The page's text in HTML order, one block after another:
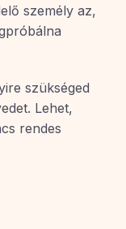
személy az,
szükséged
Lehet,
rendes